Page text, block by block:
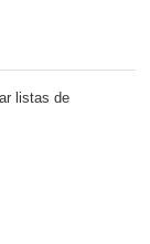
listas de